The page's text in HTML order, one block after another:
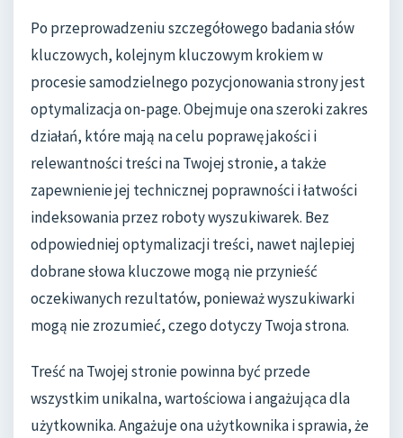
Po przeprowadzeniu szczegółowego badania słów
kluczowych, kolejnym kluczowym krokiem w
procesie samodzielnego pozycjonowania strony jest
optymalizacja on-page. Obejmuje ona szeroki zakres
działań, które mają na celu poprawę jakości i
relewantności treści na Twojej stronie, a także
zapewnienie jej technicznej poprawności i łatwości
indeksowania przez roboty wyszukiwarek. Bez
odpowiedniej optymalizacji treści, nawet najlepiej
dobrane słowa kluczowe mogą nie przynieść
oczekiwanych rezultatów, ponieważ wyszukiwarki
mogą nie zrozumieć, czego dotyczy Twoja strona.
Treść na Twojej stronie powinna być przede
wszystkim unikalna, wartościowa i angażująca dla
użytkownika. Angażuje ona użytkownika i sprawia, że